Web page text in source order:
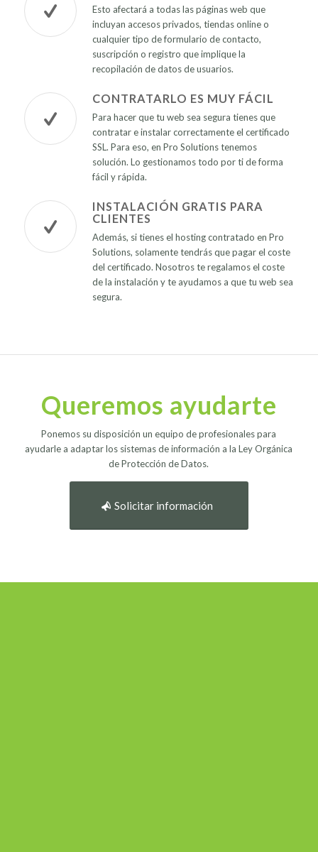
Esto afectará a todas las páginas web que
incluyan accesos privados, tiendas online o
cualquier tipo de formulario de contacto,
suscripción o registro que implique la
recopilación de datos de usuarios.
CONTRATARLO ES MUY FÁCIL
Para hacer que tu web sea segura tienes que
contratar e instalar correctamente el certificado
SSL. Para eso, en Pro Solutions tenemos
solución. Lo gestionamos todo por ti de forma
fácil y rápida.
INSTALACIÓN GRATIS PARA
CLIENTES
Además, si tienes el hosting contratado en Pro
Solutions, solamente tendrás que pagar el coste
del certificado. Nosotros te regalamos el coste
de la instalación y te ayudamos a que tu web sea
segura.
Queremos ayudarte
Ponemos su disposición un equipo de profesionales para
ayudarle a adaptar los sistemas de información a la Ley Orgánica
de Protección de Datos.
Solicitar información